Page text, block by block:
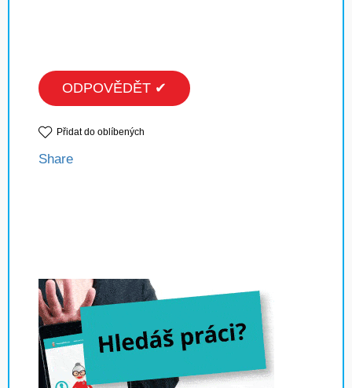
ODPOVĚDĚT ✔
Přidat do oblíbených
Share